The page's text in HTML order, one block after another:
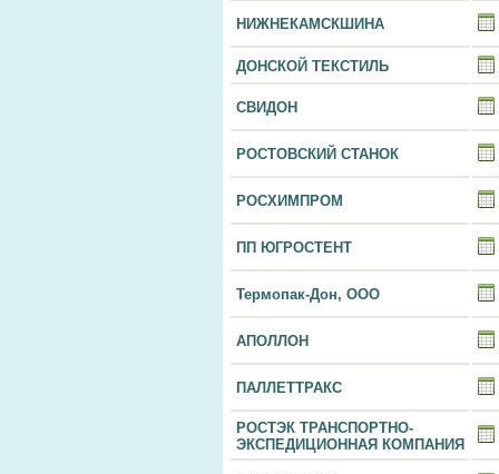
НИЖНЕКАМСКШИНА
ДОНСКОЙ ТЕКСТИЛЬ
СВИДОН
РОСТОВСКИЙ СТАНОК
РОСХИМПРОМ
ПП ЮГРОСТЕНТ
Термопак-Дон, ООО
АПОЛЛОН
ПАЛЛЕТТРАКС
РОСТЭК ТРАНСПОРТНО-
ЭКСПЕДИЦИОННАЯ КОМПАНИЯ